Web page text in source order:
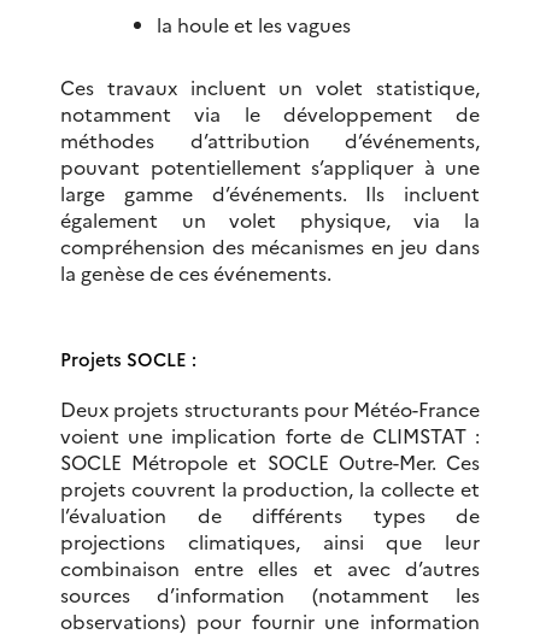
la houle et les vagues
Ces travaux incluent un volet statistique,
notamment via le développement de
méthodes d’attribution d’événements,
pouvant potentiellement s’appliquer à une
large gamme d’événements. Ils incluent
également un volet physique, via la
compréhension des mécanismes en jeu dans
la genèse de ces événements.
Projets SOCLE :
Deux projets structurants pour Météo-France
voient une implication forte de CLIMSTAT :
SOCLE Métropole et SOCLE Outre-Mer. Ces
projets couvrent la production, la collecte et
l’évaluation de différents types de
projections climatiques, ainsi que leur
combinaison entre elles et avec d’autres
sources d’information (notamment les
observations) pour fournir une information